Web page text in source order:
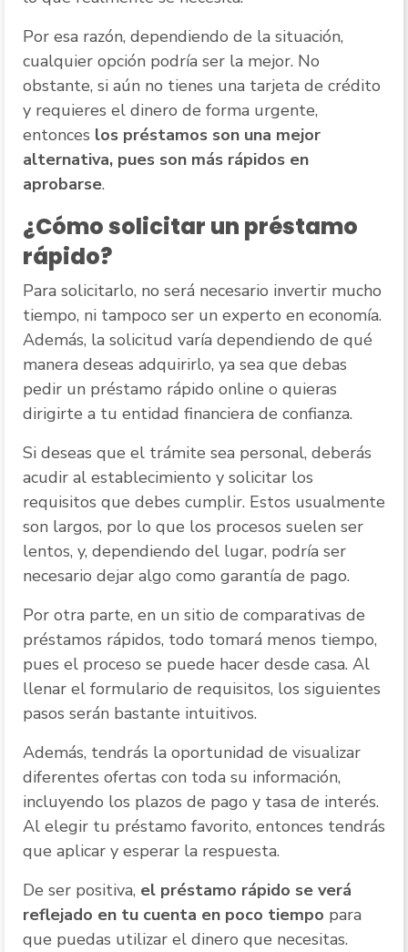
Por esa razón, dependiendo de la situación,
cualquier opción podría ser la mejor. No
obstante, si aún no tienes una tarjeta de crédito
y requieres el dinero de forma urgente,
entonces los préstamos son una mejor
alternativa, pues son más rápidos en
aprobarse.
¿Cómo solicitar un préstamo
rápido?
Para solicitarlo, no será necesario invertir mucho
tiempo, ni tampoco ser un experto en economía.
Además, la solicitud varía dependiendo de qué
manera deseas adquirirlo, ya sea que debas
pedir un préstamo rápido online o quieras
dirigirte a tu entidad financiera de confianza.
Si deseas que el trámite sea personal, deberás
acudir al establecimiento y solicitar los
requisitos que debes cumplir. Estos usualmente
son largos, por lo que los procesos suelen ser
lentos, y, dependiendo del lugar, podría ser
necesario dejar algo como garantía de pago.
Por otra parte, en un sitio de comparativas de
préstamos rápidos, todo tomará menos tiempo,
pues el proceso se puede hacer desde casa. Al
llenar el formulario de requisitos, los siguientes
pasos serán bastante intuitivos.
Además, tendrás la oportunidad de visualizar
diferentes ofertas con toda su información,
incluyendo los plazos de pago y tasa de interés.
Al elegir tu préstamo favorito, entonces tendrás
que aplicar y esperar la respuesta.
De ser positiva, el préstamo rápido se verá
reflejado en tu cuenta en poco tiempo para
que puedas utilizar el dinero que necesitas.